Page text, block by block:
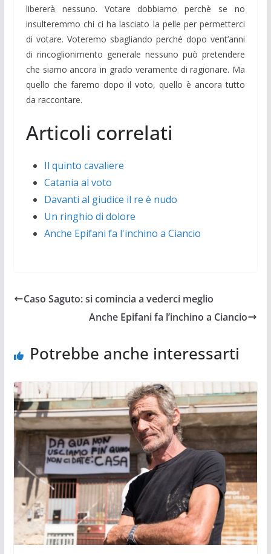
libererà nessuno. Votare dobbiamo perchè se no
insulteremmo chi ci ha lasciato la pelle per permetterci
di votare. Voteremo sbagliando perché dopo vent’anni
di rincoglionimento generale nessuno può pretendere
che siamo ancora in grado veramente di ragionare. Ma
quello che faremo dopo il voto, quello è ancora tutto
da raccontare.
Articoli correlati
Il quinto cavaliere
Catania al voto
Davanti al giudice il re è nudo
Un ringhio di dolore
Anche Epifani fa l'inchino a Ciancio
Caso Saguto: si comincia a vederci meglio
Anche Epifani fa l’inchino a Ciancio
Potrebbe anche interessarti